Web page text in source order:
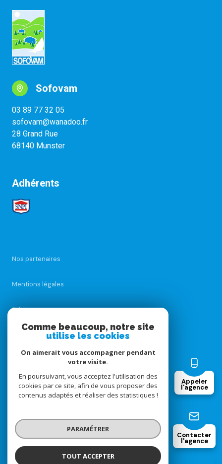
Appeler
l'agence
Contacter
l'agence
Sofovam
03 89 77 32 05
sofovam@wanadoo.fr
28 Grand Rue
68140 Munster
Adhérents
Nos partenaires
Mentions légales
Admin
Nos honoraires
Cookies
© 2026 | Tous droits réservés
Réalisé par
Comme beaucoup, notre site
utilise les cookies
On aimerait vous accompagner pendant
votre visite.
En poursuivant, vous acceptez l'utilisation des
cookies par ce site, afin de vous proposer des
contenus adaptés et réaliser des statistiques !
PARAMÉTRER
TOUT ACCEPTER